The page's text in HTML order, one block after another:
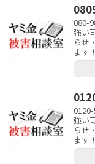
080-
強い
らせ
ます
強い
らせ
ます